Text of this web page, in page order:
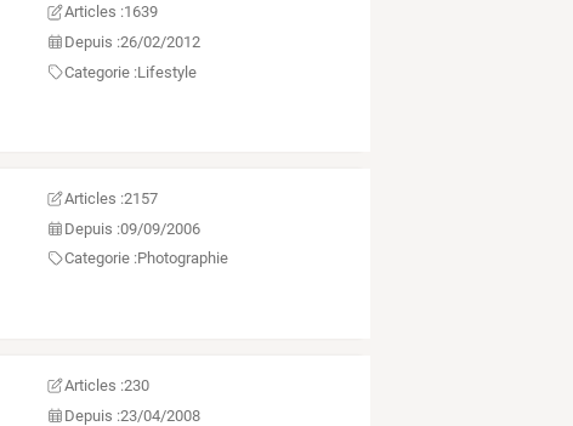
Articles :1639
Depuis :26/02/2012
Categorie :Lifestyle
Articles :2157
Depuis :09/09/2006
Categorie :Photographie
Articles :230
Depuis :23/04/2008